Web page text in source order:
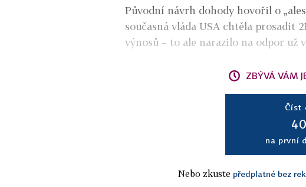
Původní návrh dohody hovořil o
současná vláda USA chtěla prosadit
výnosů – to ale narazilo na odpor už
ZBÝVÁ VÁM
Číst
na první
Nebo zkuste předplatné bez